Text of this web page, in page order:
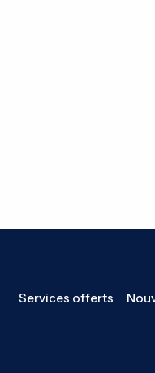
Services offerts